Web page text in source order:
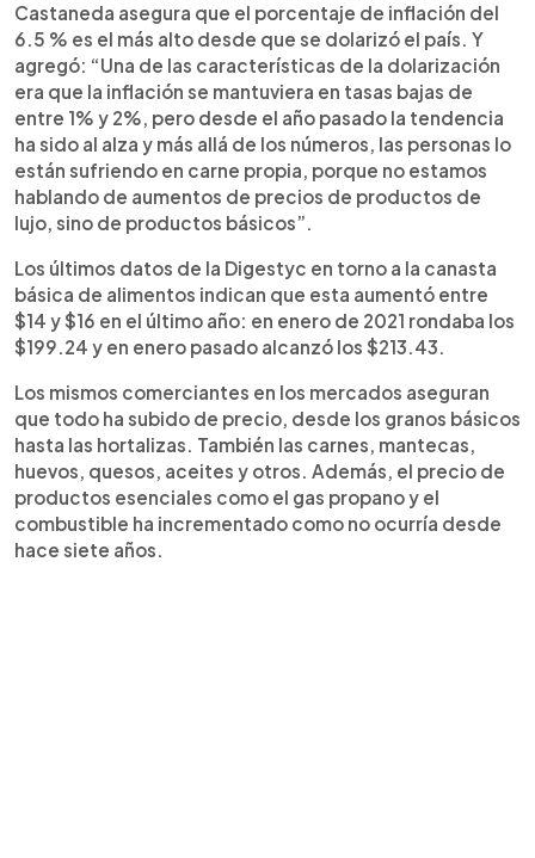
Castaneda asegura que el porcentaje de inflación del
6.5 % es el más alto desde que se dolarizó el país. Y
agregó: “Una de las características de la dolarización
era que la inflación se mantuviera en tasas bajas de
entre 1% y 2%, pero desde el año pasado la tendencia
ha sido al alza y más allá de los números, las personas lo
están sufriendo en carne propia, porque no estamos
hablando de aumentos de precios de productos de
lujo, sino de productos básicos”.
Los últimos datos de la Digestyc en torno a la canasta
básica de alimentos indican que esta aumentó entre
$14 y $16 en el último año: en enero de 2021 rondaba los
$199.24 y en enero pasado alcanzó los $213.43.
Los mismos comerciantes en los mercados aseguran
que todo ha subido de precio, desde los granos básicos
hasta las hortalizas. También las carnes, mantecas,
huevos, quesos, aceites y otros. Además, el precio de
productos esenciales como el gas propano y el
combustible ha incrementado como no ocurría desde
hace siete años.